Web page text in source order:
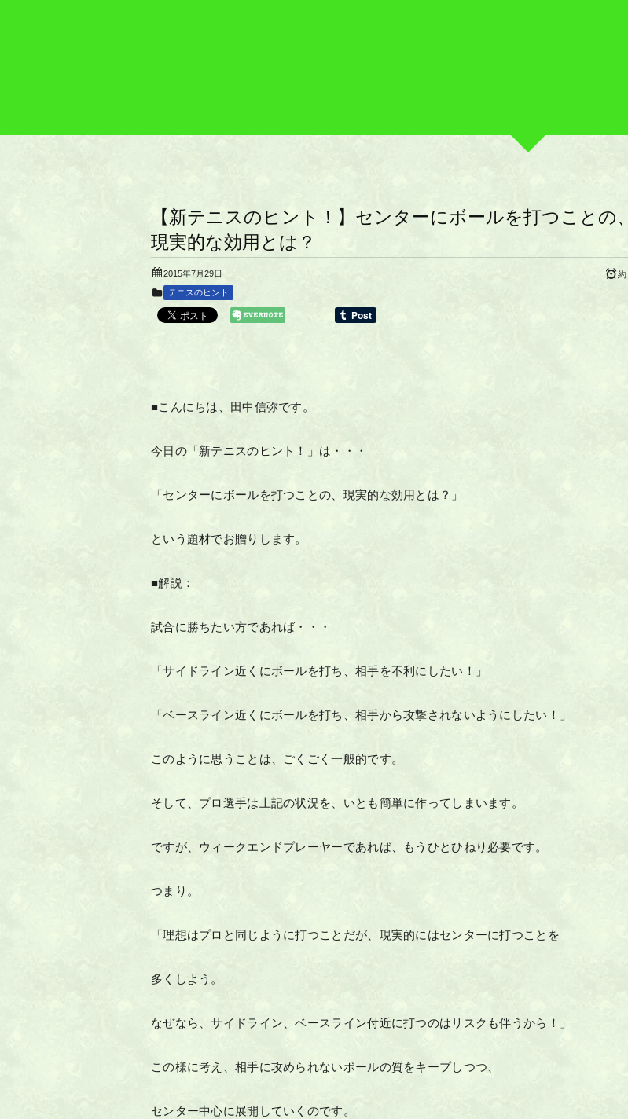
【新テニスのヒント！】センターにボールを打つことの、
現実的な効用とは？
2015年7月29日 約
テニスのヒント
■こんにちは、田中信弥です。
今日の「新テニスのヒント！」は・・・
「センターにボールを打つことの、現実的な効用とは？」
という題材でお贈りします。
■解説：
試合に勝ちたい方であれば・・・
「サイドライン近くにボールを打ち、相手を不利にしたい！」
「ベースライン近くにボールを打ち、相手から攻撃されないようにしたい！」
このように思うことは、ごくごく一般的です。
そして、プロ選手は上記の状況を、いとも簡単に作ってしまいます。
ですが、ウィークエンドプレーヤーであれば、もうひとひねり必要です。
つまり。
「理想はプロと同じように打つことだが、現実的にはセンターに打つことを
多くしよう。
なぜなら、サイドライン、ベースライン付近に打つのはリスクも伴うから！」
この様に考え、相手に攻められないボールの質をキープしつつ、
センター中心に展開していくのです。